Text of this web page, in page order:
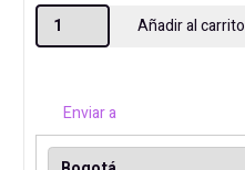
MOTHER
GIGABYTE
DS3H
AM4
Añadir al carrito
Enviar a